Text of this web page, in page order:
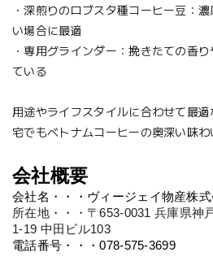
・深煎りのロブスタ種コーヒー豆：
い場合に最適
・専用グラインダー：挽きたての香
ている
用途やライフスタイルに合わせて最
宅でもベトナムコーヒーの奥深い味わ
会社概要
所在地・・・〒653-0031 兵庫県神
1-19 中田ビル103
電話番号・・・078-575-3699